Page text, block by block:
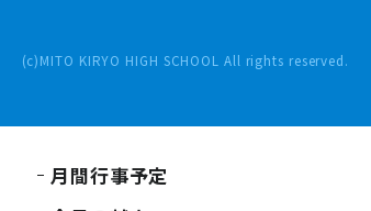
(c)MITO KIRYO HIGH SCHOOL All rights reserved.
月間行事予定